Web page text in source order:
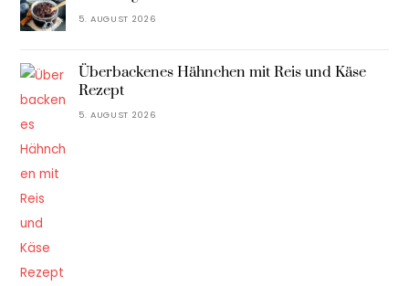
5. AUGUST 2026
Überbackenes Hähnchen mit Reis und Käse
Rezept
5. AUGUST 2026